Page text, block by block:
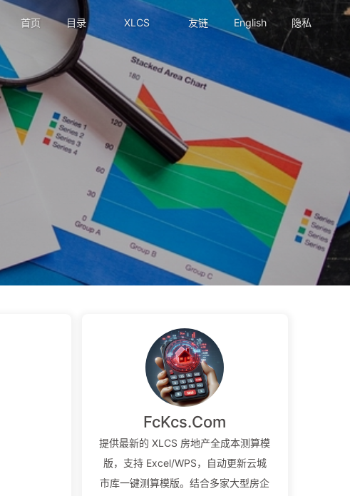
首页 目录 XLCS 友链 English 隐私
FcKcs.Com
提供最新的 XLCS 房地产全成本测算模
版，支持 Excel/WPS，自动更新云城
市库一键测算模版。结合多家大型房企